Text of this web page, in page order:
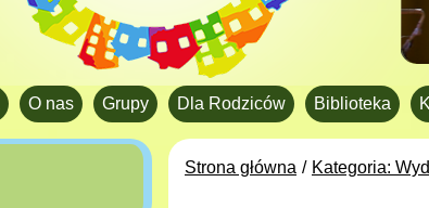
O nas Grupy Dla Rodziców Biblioteka
Strona główna Kategoria: